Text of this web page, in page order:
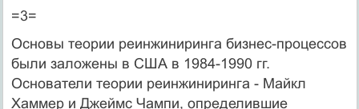
=3=
Основы теории реинжиниринга бизнес-процессов
были заложены в США в 1984-1990 гг.
Основатели теории реинжиниринга - Майкл
Хаммер и Джеймс Чампи, определившие